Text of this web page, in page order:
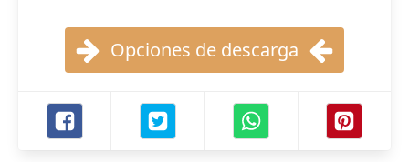
Opciones de descarga